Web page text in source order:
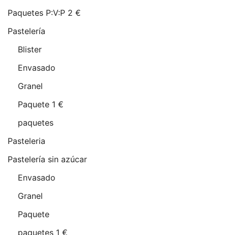
Paquetes P:V:P 2 €
Pastelería
Blister
Envasado
Granel
Paquete 1 €
paquetes
Pasteleria
Pastelería sin azúcar
Envasado
Granel
Paquete
paquetes 1 €